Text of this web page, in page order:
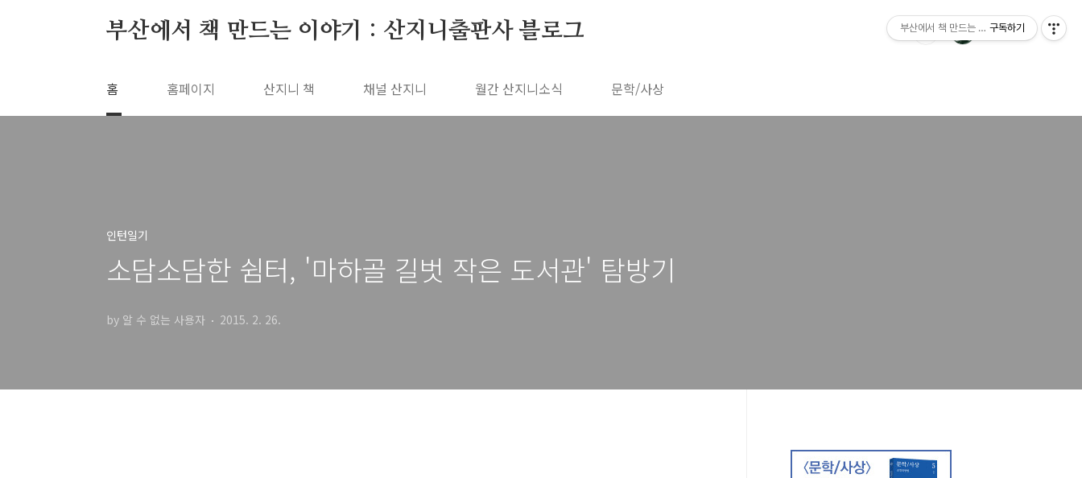
부산에서 책 만드는 이야기 : 산지니출판사 블로그
홈 홈페이지 산지니 책 채널 산지니 월간 산지니소식 문학/사상
인턴일기
소담소담한 쉼터, '마하골 길벗 작은 도서관' 탐방기
by 알 수 없는 사용자 2015. 2. 26.
부산에서 책 만드는 이야기 : 산지니출판사 블
구독하기